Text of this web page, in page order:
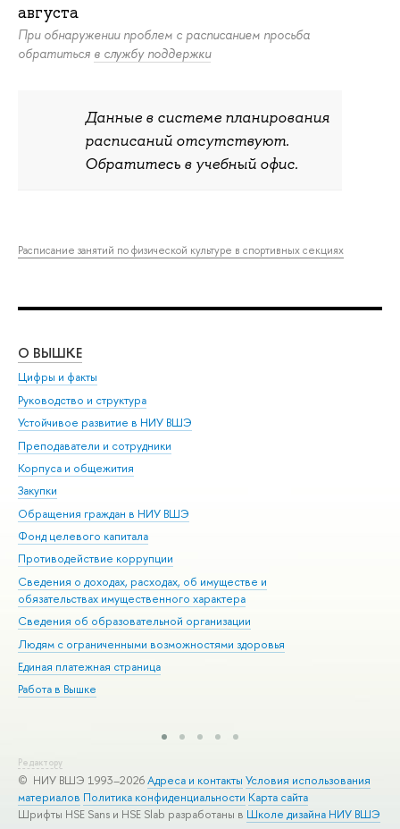
августа
При обнаружении проблем с расписанием просьба
обратиться в службу поддержки
Данные в системе планирования
расписаний отсутствуют.
Обратитесь в учебный офис.
Расписание занятий по физической культуре в спортивных секциях
О ВЫШКЕ
Цифры и факты
Руководство и структура
Устойчивое развитие в НИУ ВШЭ
Преподаватели и сотрудники
Корпуса и общежития
Закупки
Обращения граждан в НИУ ВШЭ
Фонд целевого капитала
Противодействие коррупции
Сведения о доходах, расходах, об имуществе и
обязательствах имущественного характера
Сведения об образовательной организации
Людям с ограниченными возможностями здоровья
Единая платежная страница
Работа в Вышке
Редактору
© НИУ ВШЭ 1993–2026Адреса и контакты Условия использования
материалов Политика конфиденциальности Карта сайта
Шрифты HSE Sans и HSE Slab разработаны в Школе дизайна НИУ ВШЭ